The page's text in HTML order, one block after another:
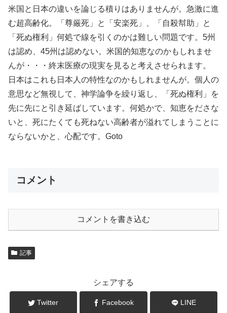
米国と日本の違いを論じる積りはありませんが。急激に進
む超高齢化。「尊厳死」と「安楽死」、「自殺幇助」と
「死ぬ権利」何処で線を引くのかは難しい問題です。5州
は認め、45州は認めない。米国的知恵なのかもしれませ
んが・・・終末医療の現実を見ると考えさせられます。
日本はこれも日本人の特性なのかもしれませんが。個人の
意思など無視して、神学論争を繰り返し、「死ぬ権利」を
先に先にと引き延ばしています。何処かで、知恵をださな
いと、死にたくても死ねない高齢者が溢れてしまうことに
ならないかと、心配です。Goto
コメント
コメントを書き込む
記事
シェアする
Twitter Facebook LINE